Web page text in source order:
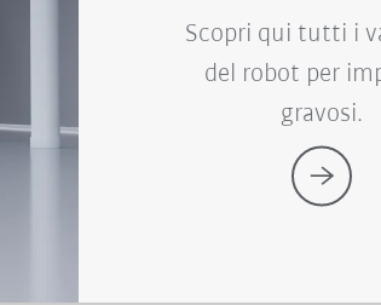
Scopri qui tutti i
del robot per
gravosi.